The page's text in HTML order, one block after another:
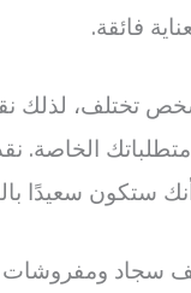
فائقة.
تختلف، لذلك
ستكون سعيدًا
سجاد ومفروشات